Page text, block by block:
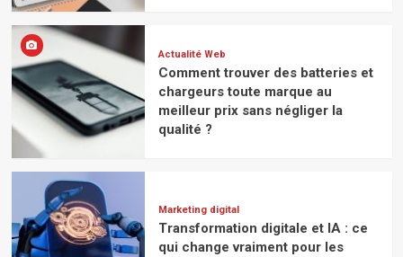
Actualité Web
Comment trouver des batteries et
chargeurs toute marque au
meilleur prix sans négliger la
qualité ?
Marketing digital
Transformation digitale et IA : ce
qui change vraiment pour les